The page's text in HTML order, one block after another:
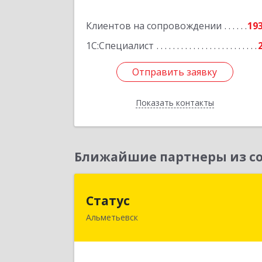
Клиентов на сопровождении
1С:Специалист
Отправить заявку
Показать контакты
Отправить заявку
Назад
Ближайшие партнеры из
Статус
Альметьевск
423450, Татарстан Респ, Альметьевск